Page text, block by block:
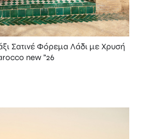
Σατινέ Φόρεμα Λάδι με Χρυσή
new ”26